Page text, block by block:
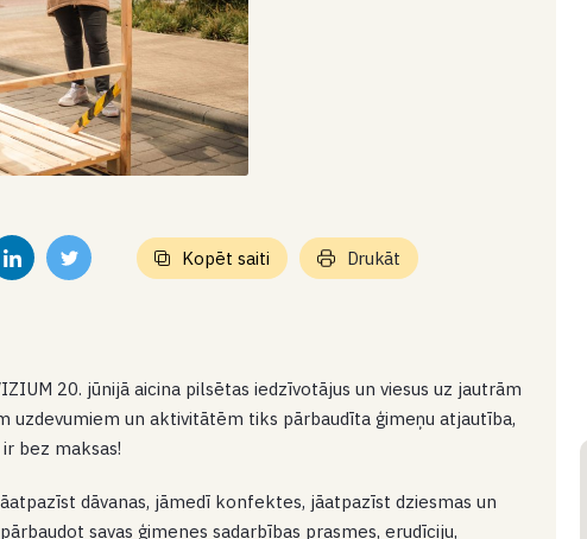
Kopēt saiti Drukāt
20. jūnijā aicina pilsētas iedzīvotājus un viesus uz jautrām
uzdevumiem un aktivitātēm tiks pārbaudīta ģimeņu atjautība,
bez maksas!
dāvanas, jāmedī konfektes, jāatpazīst dziesmas un
savas ģimenes sadarbības prasmes, erudīciju,